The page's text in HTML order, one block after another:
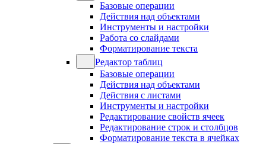
Базовые операции
Действия над объектами
Инструменты и настройки
Работа со слайдами
Форматирование текста
Редактор таблиц
Базовые операции
Действия над объектами
Действия с листами
Инструменты и настройки
Редактирование свойств ячеек
Редактирование строк и столбцов
Форматирование текста в ячейках